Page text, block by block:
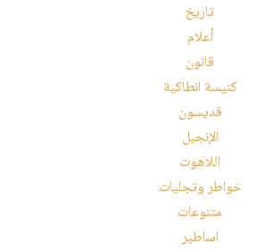
تاريخ
أعلام
قانون
كنيسة انطاكية
قديسون
الإنجيل
اللاهوت
خواطر وتجليات
متنوعات
اساطير